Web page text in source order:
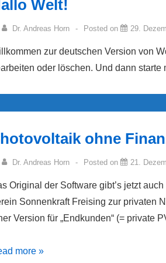
Welt!
Dr. Andreas Horn Posted on 29.
zur deutschen Version von
oder löschen. Und dann starte
ohne
Dr. Andreas Horn Posted on 21.
Original der Software gibt’s jetzt auch
Sonnenkraft Freising zur privaten
Version für „Endkunden“ (= private
more »